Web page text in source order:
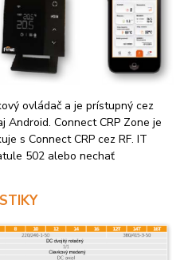
ovládač a je prístupný cez
Android. Connect CRP Zone je
s Connect CRP cez RF. IT
502 alebo nechať